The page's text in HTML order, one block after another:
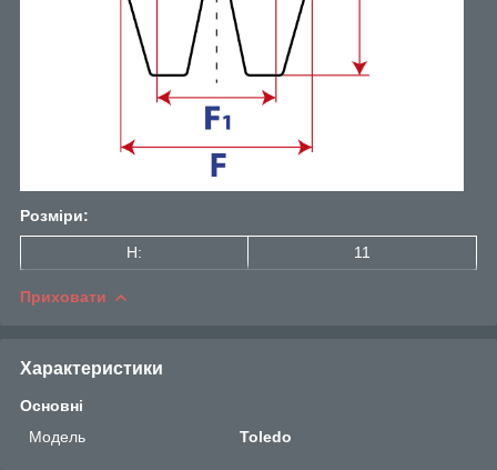
Розміри:
H: 11
Приховати
Характеристики
Основні
Модель
Toledo